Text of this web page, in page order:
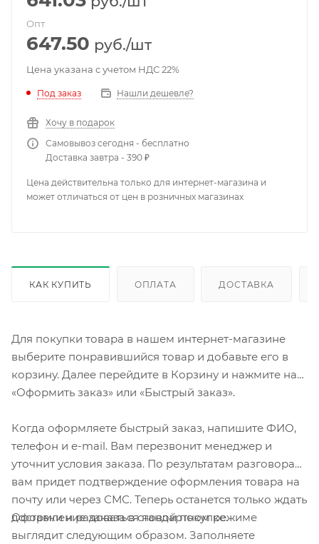
Опт
647.50 руб./шт
Цена указана с учетом НДС 22%
Под заказ Нашли дешевле?
Хочу в подарок
Самовывоз сегодня - бесплатно
Доставка завтра - 390 ₽
Цена действительна только для интернет-магазина и
может отличаться от цен в розничных магазинах
КАК КУПИТЬ ОПЛАТА ДОСТАВКА
Для покупки товара в нашем интернет-магазине
выберите понравившийся товар и добавьте его в
корзину. Далее перейдите в Корзину и нажмите на
«Оформить заказ» или «Быстрый заказ».
Когда оформляете быстрый заказ, напишите ФИО,
телефон и e-mail. Вам перезвонит менеджер и
уточнит условия заказа. По результатам разговора
вам придет подтверждение оформления товара на
почту или через СМС. Теперь останется только ждать
доставки и радоваться новой покупке.
Оформление заказа в стандартном режиме
выглядит следующим образом. Заполняете